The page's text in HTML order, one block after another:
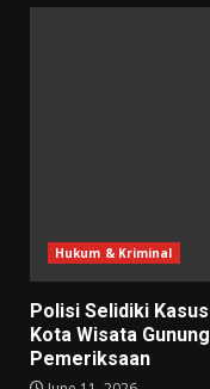
Hukum & Kriminal
Polisi Selidiki
Kota Wisata
Pemeriksaan